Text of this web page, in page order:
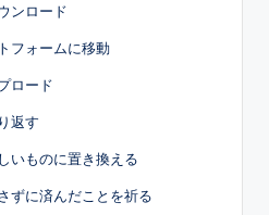
ンロード
フォームに移動
ロード
返す
いものに置き換える
ずに済んだことを祈る